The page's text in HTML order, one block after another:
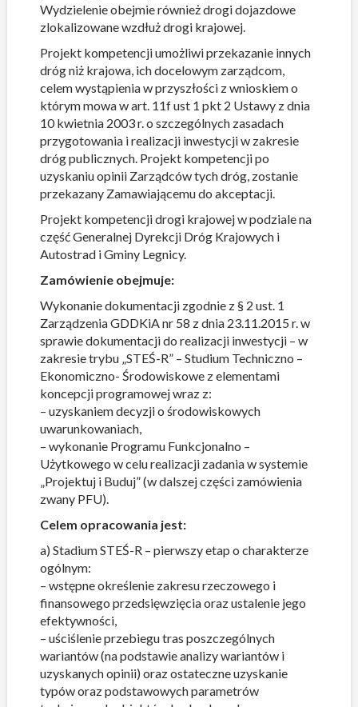
Wydzielenie obejmie również drogi dojazdowe
zlokalizowane wzdłuż drogi krajowej.
Projekt kompetencji umożliwi przekazanie innych
dróg niż krajowa, ich docelowym zarządcom,
celem wystąpienia w przyszłości z wnioskiem o
którym mowa w art. 11f ust 1 pkt 2 Ustawy z dnia
10 kwietnia 2003 r. o szczególnych zasadach
przygotowania i realizacji inwestycji w zakresie
dróg publicznych. Projekt kompetencji po
uzyskaniu opinii Zarządców tych dróg, zostanie
przekazany Zamawiającemu do akceptacji.
Projekt kompetencji drogi krajowej w podziale na
część Generalnej Dyrekcji Dróg Krajowych i
Autostrad i Gminy Legnicy.
Zamówienie obejmuje:
Wykonanie dokumentacji zgodnie z § 2 ust. 1
Zarządzenia GDDKiA nr 58 z dnia 23.11.2015 r. w
sprawie dokumentacji do realizacji inwestycji – w
zakresie trybu „STEŚ-R” – Studium Techniczno –
Ekonomiczno- Środowiskowe z elementami
koncepcji programowej wraz z:
– uzyskaniem decyzji o środowiskowych
uwarunkowaniach,
– wykonanie Programu Funkcjonalno –
Użytkowego w celu realizacji zadania w systemie
„Projektuj i Buduj” (w dalszej części zamówienia
zwany PFU).
Celem opracowania jest:
a) Stadium STEŚ-R – pierwszy etap o charakterze
ogólnym:
– wstępne określenie zakresu rzeczowego i
finansowego przedsięwzięcia oraz ustalenie jego
efektywności,
– uściślenie przebiegu tras poszczególnych
wariantów (na podstawie analizy wariantów i
uzyskanych opinii) oraz ostateczne uzyskanie
typów oraz podstawowych parametrów